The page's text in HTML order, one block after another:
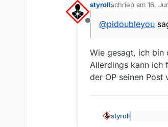
Offline
styrollschrieb am 16.
zuletzt editiert
@pidoubleyou
Wie gesagt, ich bin
Allerdings kann ich
der OP seinen Post
styroll